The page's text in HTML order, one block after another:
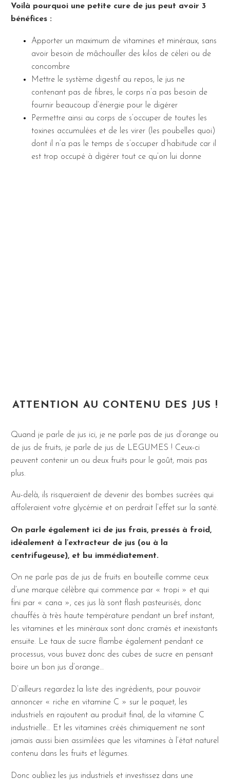
Voilà pourquoi une petite cure de jus peut avoir 3
bénéfices :
Apporter un maximum de vitamines et minéraux, sans
avoir besoin de mâchouiller des kilos de céleri ou de
concombre
Mettre le système digestif au repos, le jus ne
contenant pas de fibres, le corps n’a pas besoin de
fournir beaucoup d’énergie pour le digérer
Permettre ainsi au corps de s’occuper de toutes les
toxines accumulées et de les virer (les poubelles quoi)
dont il n’a pas le temps de s’occuper d’habitude car il
est trop occupé à digérer tout ce qu’on lui donne
ATTENTION AU CONTENU DES JUS !
Quand je parle de jus ici, je ne parle pas de jus d’orange ou
de jus de fruits, je parle de jus de LEGUMES ! Ceux-ci
peuvent contenir un ou deux fruits pour le goût, mais pas
plus.
Au-delà, ils risqueraient de devenir des bombes sucrées qui
affoleraient votre glycémie et on perdrait l’effet sur la santé.
On parle également ici de jus frais, pressés à froid,
idéalement à l’extracteur de jus (ou à la
centrifugeuse), et bu immédiatement.
On ne parle pas de jus de fruits en bouteille comme ceux
d’une marque célèbre qui commence par « tropi » et qui
fini par « cana », ces jus là sont flash pasteurisés, donc
chauffés à très haute température pendant un bref instant,
les vitamines et les minéraux sont donc cramés et inexistants
ensuite. Le taux de sucre flambe également pendant ce
processus, vous buvez donc des cubes de sucre en pensant
boire un bon jus d’orange…
D’ailleurs regardez la liste des ingrédients, pour pouvoir
annoncer « riche en vitamine C » sur le paquet, les
industriels en rajoutent au produit final, de la vitamine C
industrielle… Et les vitamines créés chimiquement ne sont
jamais aussi bien assimilées que les vitamines à l’état naturel
contenu dans les fruits et légumes.
Donc oubliez les jus industriels et investissez dans une